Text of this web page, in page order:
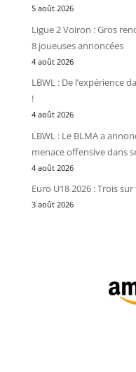
5 août 2026
Ligue 2 Voiron : Gros
8 joueuses annoncées
4 août 2026
LBWL : De l’expérience
!
4 août 2026
LBWL : Le BLMA a
menace offensive dans
4 août 2026
Euro U18 2026 : Trois
3 août 2026